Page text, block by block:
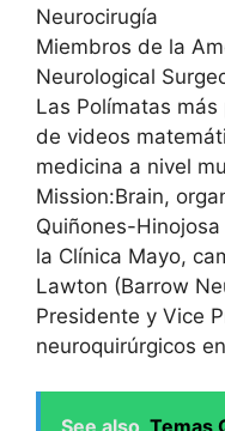
Neurocirugía
Miembros de la
Neurological
Las Polímatas
de videos
medicina a nivel
Mission:Brain,
Quiñones-
la Clínica Mayo,
Lawton (Barrow
Presidente y Vice
neuroquirúrgicos